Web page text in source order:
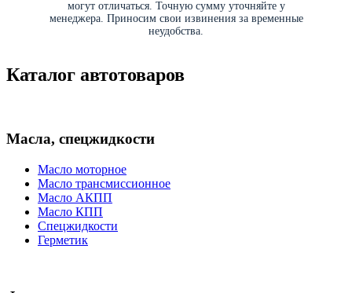
могут отличаться. Точную сумму уточняйте у
менеджера. Приносим свои извинения за временные
неудобства.
Каталог автотоваров
Масла, спецжидкости
Масло моторное
Масло трансмиссионное
Масло АКПП
Масло КПП
Спецжидкости
Герметик